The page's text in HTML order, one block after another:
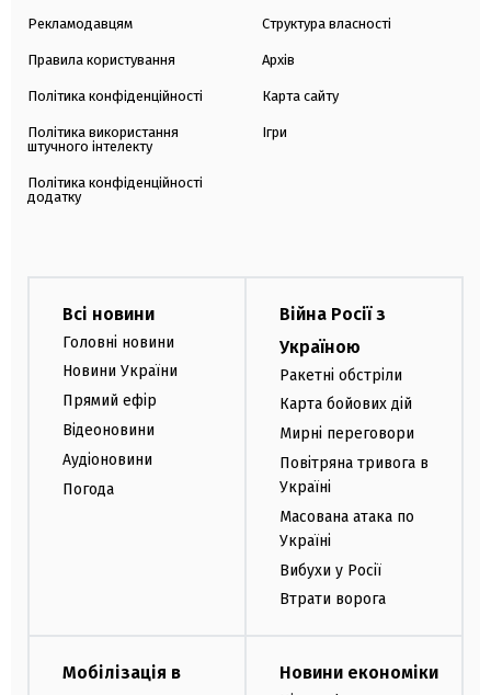
Рекламодавцям
Правила користування
Політика конфіденційності
Політика використання
штучного інтелекту
Політика конфіденційності
додатку
Структура власності
Архів
Карта сайту
Ігри
Всі новини
Головні новини
Новини України
Прямий ефір
Відеоновини
Аудіоновини
Погода
Війна Росії з
Україною
Ракетні обстріли
Карта бойових дій
Мирні переговори
Повітряна тривога в
Україні
Масована атака по
Україні
Вибухи у Росії
Втрати ворога
Мобілізація в
Новини економіки